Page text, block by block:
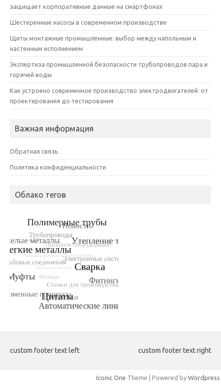
защищает корпоративные данные на смартфонах
Шестеренные насосы в современном производстве
Щиты монтажные промышленные: выбор между напольным и
настенным исполнением
Экспертиза промышленной безопасности трубопроводов пара и
горячей воды
Как устроено современное производство электродвигателей: от
проектирования до тестирования
Важная информация
Обратная связь
Политика конфиденциальности
Облако тегов
custom footer text left custom footer text right
Iconic One Theme | Powered by Wordpress